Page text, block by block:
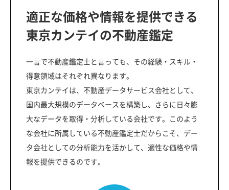
適正な価格や情報を提供できる
東京カンテイの不動産鑑定
一言で不動産鑑定士と言っても、その経験・スキル・
得意領域はそれぞれ異なります。
東京カンテイは、不動産データサービス会社として、
国内最大規模のデータベースを構築し、さらに日々膨
大なデータを取得・分析している会社です。このよう
な会社に所属している不動産鑑定士だからこそ、デー
タ会社としての分析能力を活かして、適性な価格や情
報を提供できるのです。